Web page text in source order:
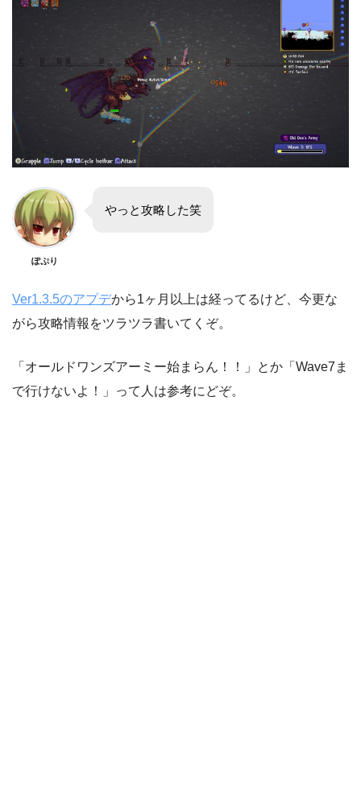
ぽぷり
やっと攻略した笑
Ver1.3.5のアプデから1ヶ月以上は経ってるけど、今更な
がら攻略情報をツラツラ書いてくぞ。
「オールドワンズアーミー始まらん！！」とか「Wave7ま
で行けないよ！」って人は参考にどぞ。